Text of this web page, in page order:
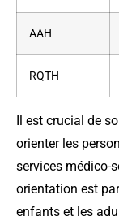
AAH
RQTH
Il est crucial de
orienter les
services médico-
orientation est
enfants et les